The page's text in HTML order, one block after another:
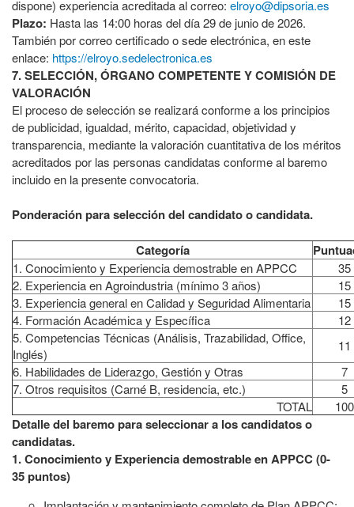
dispone) experiencia acreditada al correo: elroyo@dipsoria.es
Plazo: Hasta las 14:00 horas del día 29 de junio de 2026.
También por correo certificado o sede electrónica, en este
enlace: https://elroyo.sedelectronica.es
7. SELECCIÓN, ÓRGANO COMPETENTE Y COMISIÓN DE
VALORACIÓN
El proceso de selección se realizará conforme a los principios
de publicidad, igualdad, mérito, capacidad, objetividad y
transparencia, mediante la valoración cuantitativa de los méritos
acreditados por las personas candidatas conforme al baremo
incluido en la presente convocatoria.
Ponderación para selección del candidato o candidata.
Categoría
1. Conocimiento y Experiencia demostrable en APPCC
35
2. Experiencia en Agroindustria (mínimo 3 años)
15
3. Experiencia general en Calidad y Seguridad Alimentaria
15
4. Formación Académica y Específica
12
5. Competencias Técnicas (Análisis, Trazabilidad, Office,
Inglés)
11
6. Habilidades de Liderazgo, Gestión y Otras
7
7. Otros requisitos (Carné B, residencia, etc.)
5
TOTAL
100
Detalle del baremo para seleccionar a los candidatos o
candidatas.
1. Conocimiento y Experiencia demostrable en APPCC (0-
35 puntos)